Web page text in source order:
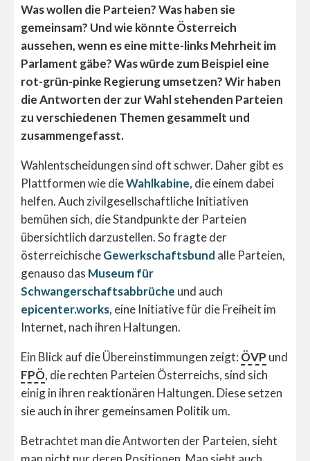
Was wollen die Parteien? Was haben sie
gemeinsam? Und wie könnte Österreich
aussehen, wenn es eine mitte-links Mehrheit im
Parlament gäbe? Was würde zum Beispiel eine
rot-grün-pinke Regierung umsetzen? Wir haben
die Antworten der zur Wahl stehenden Parteien
zu verschiedenen Themen gesammelt und
zusammengefasst.
Wahlentscheidungen sind oft schwer. Daher gibt es
Plattformen wie dieWahlkabine, die einem dabei
helfen. Auch zivilgesellschaftliche Initiativen
bemühen sich, die Standpunkte der Parteien
übersichtlich darzustellen. So fragte der
österreichischeGewerkschaftsbund alle Parteien,
genauso das Museum für
Schwangerschaftsabbrüche und auch
epicenter.works, eine Initiative für die Freiheit im
Internet, nach ihren Haltungen.
Ein Blick auf die Übereinstimmungen zeigt: ÖVP und
FPÖ, die rechten Parteien Österreichs, sind sich
einig in ihren reaktionären Haltungen. Diese setzen
sie auch in ihrer gemeinsamen Politik um.
Betrachtet man die Antworten der Parteien, sieht